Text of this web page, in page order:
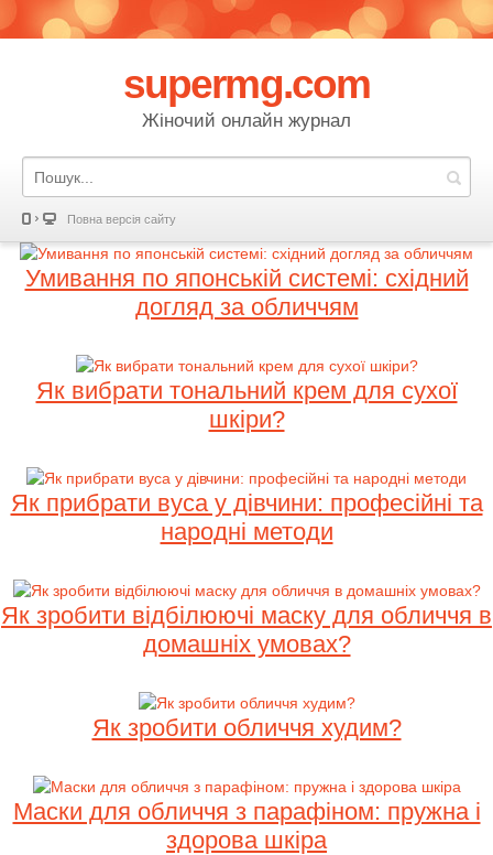
supermg.com
Жіночий онлайн журнал
Повна версія сайту
Умивання по японській системі: східний
догляд за обличчям
Як вибрати тональний крем для сухої
шкіри?
Як прибрати вуса у дівчини: професійні та
народні методи
Як зробити відбілюючі маску для обличчя в
домашніх умовах?
Як зробити обличчя худим?
Маски для обличчя з парафіном: пружна і
здорова шкіра